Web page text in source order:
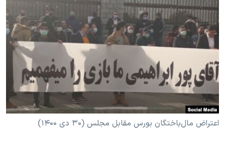
فرهنگ و زندگی
حقوق شهروندی
اقتصادی
علم و فناوری
اسرائیل در جنگ
گالری عکس
آرشیو پخش زنده
مستندها
انتخابات ریاست جمهوری آمریکا ۲۰۲۴
حمله جمهوری اسلامی به اسرائیل
رمز مهسا
ورزش زنان در ایران
اعتراضات زن، زندگی، آزادی
مجموعه مستندهای دادخواهی
دنبال کنید
زبانهای مختلف
اعتراض مال‌باختگان بورس مقابل مجلس (۳۰ دی ۱۴۰۰)